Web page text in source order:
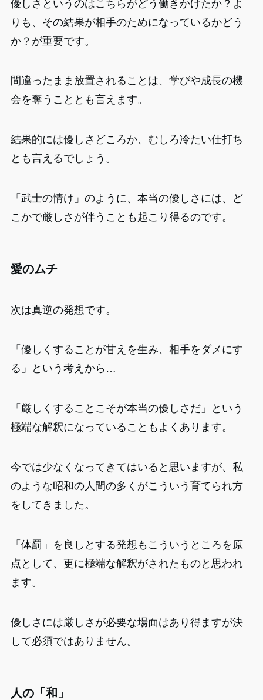
優しさというのはこちらがどう働きかけたか？よ
りも、その結果が相手のためになっているかどう
か？が重要です。
間違ったまま放置されることは、学びや成長の機
会を奪うこととも言えます。
結果的には優しさどころか、むしろ冷たい仕打ち
とも言えるでしょう。
「武士の情け」のように、本当の優しさには、ど
こかで厳しさが伴うことも起こり得るのです。
愛のムチ
次は真逆の発想です。
「優しくすることが甘えを生み、相手をダメにす
る」という考えから…
「厳しくすることこそが本当の優しさだ」という
極端な解釈になっていることもよくあります。
今では少なくなってきてはいると思いますが、私
のような昭和の人間の多くがこういう育てられ方
をしてきました。
「体罰」を良しとする発想もこういうところを原
点として、更に極端な解釈がされたものと思われ
ます。
優しさには厳しさが必要な場面はあり得ますが決
して必須ではありません。
人の「和」